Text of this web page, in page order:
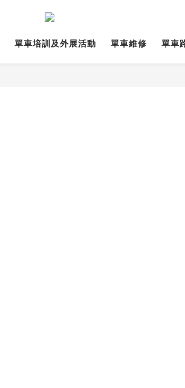
單車培訓及外展活動 單車維修 單車